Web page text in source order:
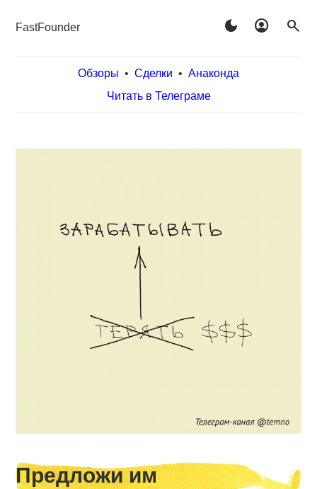
FastFounder dark_mode account_circle search
Обзоры • Сделки • Анаконда
Читать в Телеграме
Предложи им